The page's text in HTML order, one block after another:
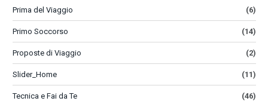
Prima del Viaggio (6)
Primo Soccorso (14)
Proposte di Viaggio (2)
Slider_Home (11)
Tecnica e Fai da Te (46)